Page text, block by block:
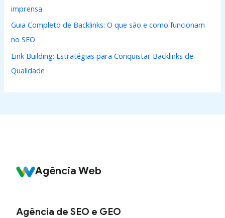
imprensa
Guia Completo de Backlinks: O que são e como funcionam
no SEO
Link Building: Estratégias para Conquistar Backlinks de
Qualidade
Agência Web
Agência de SEO e GEO